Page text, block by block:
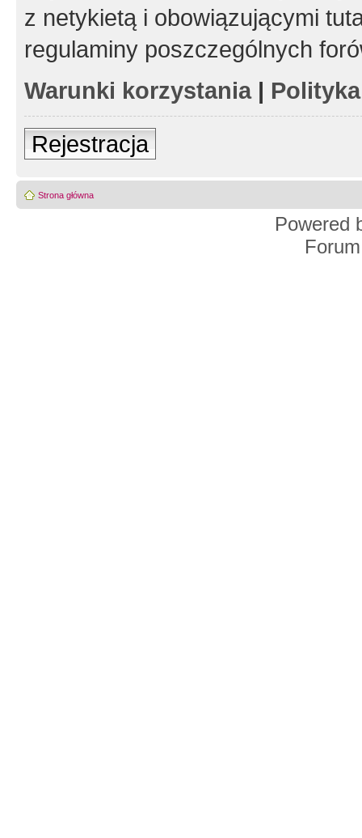
z netykietą i obowiązującymi
regulaminy poszczególnych
Warunki korzystania|
Rejestracja
Strona główna
Powered